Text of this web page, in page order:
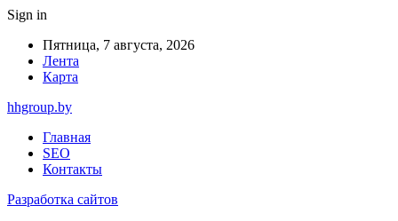
Sign in
Пятница, 7 августа, 2026
Лента
Карта
hhgroup.by
Главная
SEO
Контакты
Разработка сайтов